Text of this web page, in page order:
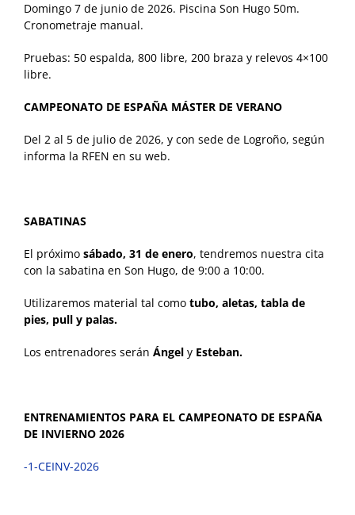
Domingo 7 de junio de 2026. Piscina Son Hugo 50m.
Cronometraje manual.
Pruebas: 50 espalda, 800 libre, 200 braza y relevos 4×100
libre.
CAMPEONATO DE ESPAÑA MÁSTER DE VERANO
Del 2 al 5 de julio de 2026, y con sede de Logroño, según
informa la RFEN en su web.
SABATINAS
El próximo sábado, 31 de enero, tendremos nuestra cita
con la sabatina en Son Hugo, de 9:00 a 10:00.
Utilizaremos material tal como tubo, aletas, tabla de
pies, pull y palas.
Los entrenadores serán Ángel y Esteban.
ENTRENAMIENTOS PARA EL CAMPEONATO DE ESPAÑA
DE INVIERNO 2026
-1-CEINV-2026